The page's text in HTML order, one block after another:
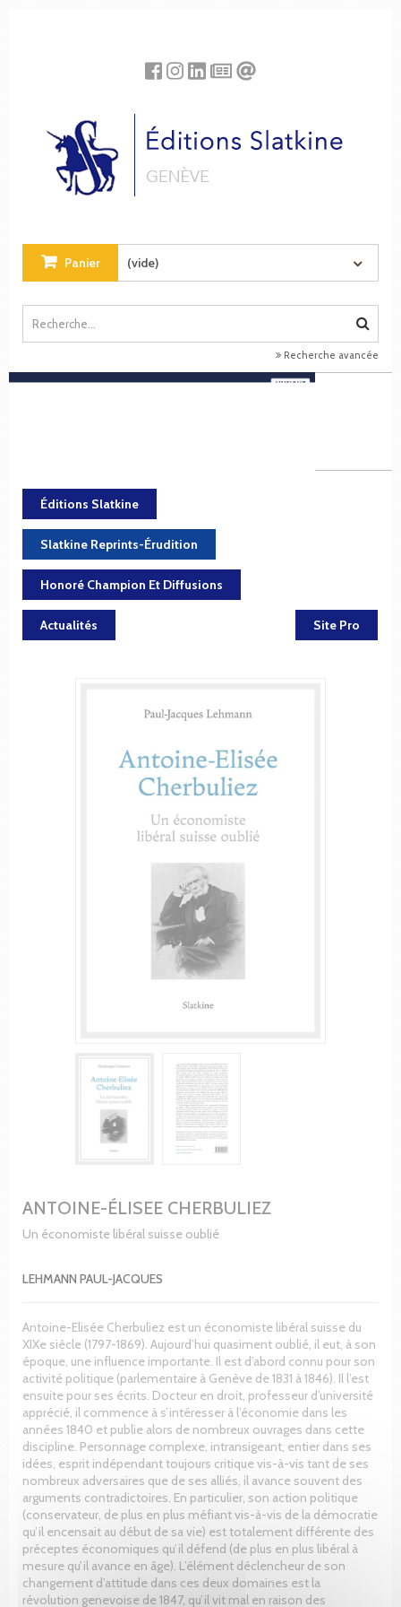
Panier (vide)
Recherche avancée
Éditions Slatkine
Slatkine Reprints-Érudition
Honoré Champion Et Diffusions
Actualités Site Pro
ANTOINE-ÉLISEE CHERBULIEZ
Un économiste libéral suisse oublié
LEHMANN PAUL-JACQUES
Antoine-Elisée Cherbuliez est un économiste libéral suisse du
XIXe siècle (1797-1869). Aujourd’hui quasiment oublié, il eut, à son
époque, une influence importante. Il est d’abord connu pour son
activité politique (parlementaire à Genève de 1831 à 1846). Il l’est
ensuite pour ses écrits. Docteur en droit, professeur d’université
apprécié, il commence à s’intéresser à l’économie dans les
années 1840 et publie alors de nombreux ouvrages dans cette
discipline. Personnage complexe, intransigeant, entier dans ses
idées, esprit indépendant toujours critique vis-à-vis tant de ses
nombreux adversaires que de ses alliés, il avance souvent des
arguments contradictoires. En particulier, son action politique
(conservateur, de plus en plus méfiant vis-à-vis de la démocratie
qu’il encensait au début de sa vie) est totalement différente des
préceptes économiques qu’il défend (de plus en plus libéral à
mesure qu’il avance en âge). L’élément déclencheur de son
changement d’attitude dans ces deux domaines est la
révolution genevoise de 1847, qu’il vit mal en raison des